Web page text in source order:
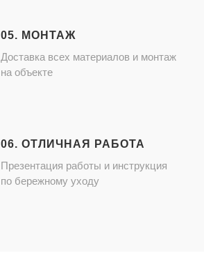
05. МОНТАЖ
Доставка всех материалов и монтаж
на объекте
06. ОТЛИЧНАЯ РАБОТА
Презентация работы и инструкция
по бережному уходу